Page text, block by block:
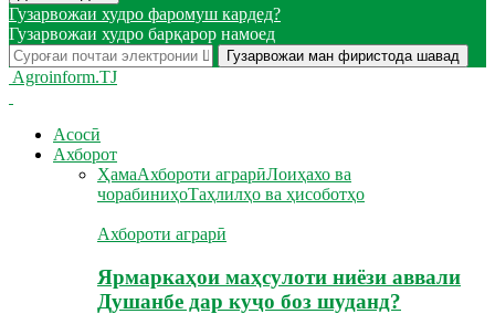
Гузарвожаи худро фаромуш кардед?
Гузарвожаи худро барқарор намоед
Agroinform.TJ
Асосӣ
Ахборот
ҲамаАхбороти аграрӣЛоиҳахо ва
чорабиниҳоТаҳлилҳо ва ҳисоботҳо
Ахбороти аграрӣ
Ярмаркаҳои маҳсулоти ниёзи аввали
Душанбе дар куҷо боз шуданд?